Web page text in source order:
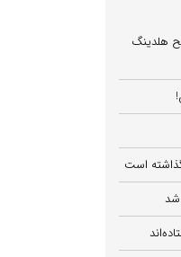
هلدینگ
است